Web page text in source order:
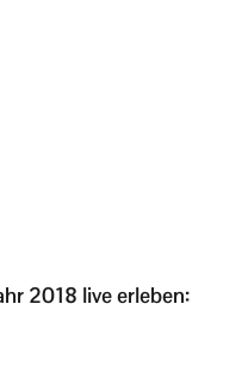
2018 live erleben: